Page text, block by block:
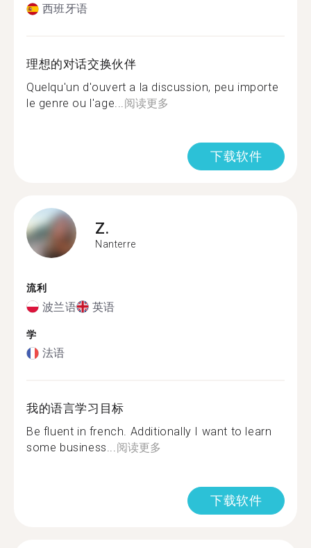
西班牙语
理想的对话交换伙伴
Quelqu'un d'ouvert a la discussion, peu importe
le genre ou l'age...阅读更多
下载软件
Z.
Nanterre
流利
波兰语 英语
学
法语
我的语言学习目标
Be fluent in french. Additionally I want to learn
some business...阅读更多
下载软件